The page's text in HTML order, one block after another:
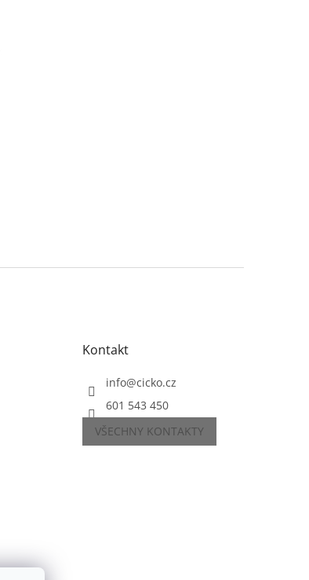
Kontakt
info@cicko.cz
601 543 450
VŠECHNY KONTAKTY